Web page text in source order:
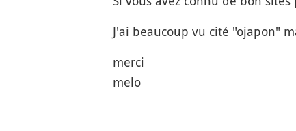
J'ai beaucoup vu cité "ojapon"
merci
melo